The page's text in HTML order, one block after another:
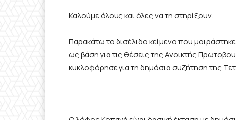
Καλούμε όλους και όλες να τη στηρίξουν.
Παρακάτω το δισέλιδο κείμενο που
ως βάση για τις θέσεις της Ανοικτής
κυκλοφόρησε για τη δημόσια συζήτηση της